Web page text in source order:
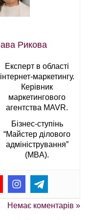
Рикова
Експерт в області
інтернет-маркетингу.
Керівник
маркетингового
агентства MAVR.
Бізнес-ступінь
“Майстер ділового
адміністрування”
(MBA).
Немає коментарів »